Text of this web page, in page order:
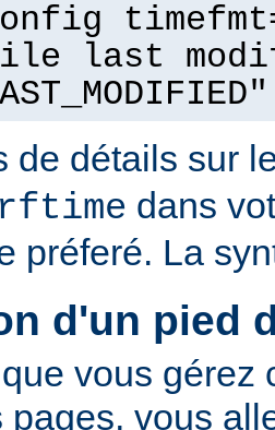
last
de détails sur
dans
préferé. La
d'un pied
vous gérez
pages, vous